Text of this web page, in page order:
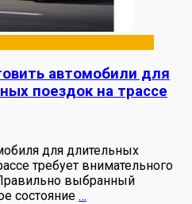
автомобили для
поездок на трассе
для длительных
требует внимательного
выбранный
состояние …